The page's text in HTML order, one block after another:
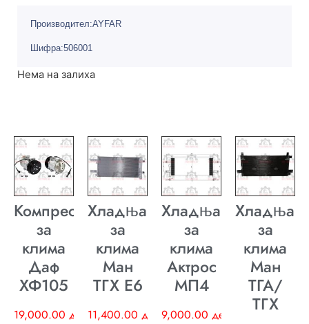
Производител:AYFAR
Шифра:506001
Нема на залиха
Компресор
за
клима
Даф
ХФ105
19,000.00 ден
Хладњак
за
клима
Ман
ТГХ E6
11,400.00 ден
Хладњак
за
клима
Актрос
МП4
9,000.00 ден
Хладњак
за
клима
Ман
ТГА/
ТГХ